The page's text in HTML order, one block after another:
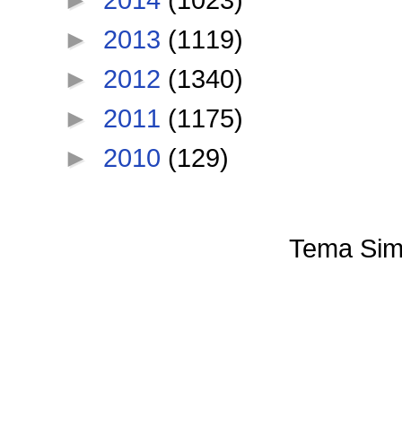
► 2013 (1119)
► 2012 (1340)
► 2011 (1175)
► 2010 (129)
Tema